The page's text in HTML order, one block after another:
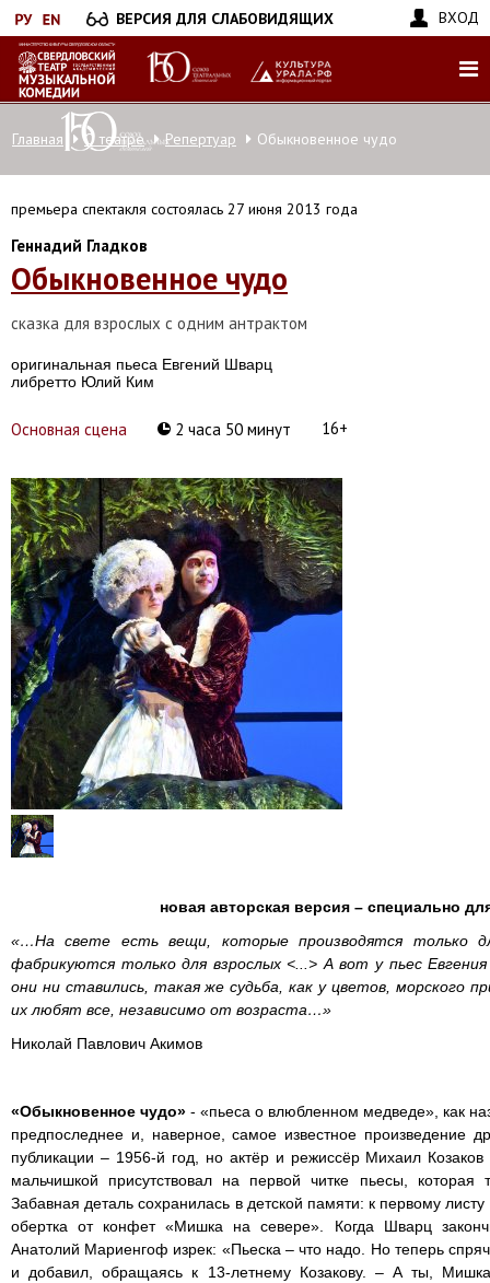
Перейти
к
основному
содержанию
ВЕРСИЯ ДЛЯ СЛАБОВИДЯЩИХ ВХОД
Главная О театре Репертуар Обыкновенное чудо
премьера спектакля состоялась 27 июня 2013 года
Геннадий Гладков
Обыкновенное чудо
сказка для взрослых с одним антрактом
оригинальная пьеса Евгений Шварц
либретто Юлий Ким
Основная сцена 2 часа 50 минут 16+
новая авторская версия – специально
«…На свете есть вещи, которые производятся только
фабрикуются только для взрослых <...> А вот у пьес
они ни ставились, такая же судьба, как у цветов, морского
их любят все, независимо от возраста…»
Николай Павлович Акимов
«Обыкновенное чудо» - «пьеса о влюбленном медведе», как
предпоследнее и, наверное, самое известное произведение
публикации – 1956-й год, но актёр и режиссёр Михаил
мальчишкой присутствовал на первой читке пьесы, которая
Забавная деталь сохранилась в детской памяти: к первому
обертка от конфет «Мишка на севере». Когда Шварц
Анатолий Мариенгоф изрек: «Пьеска – что надо. Но теперь
и добавил, обращаясь к 13-летнему Козакову. – А ты,